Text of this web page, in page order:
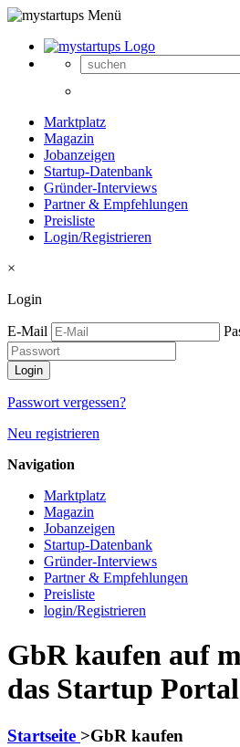
Marktplatz
Magazin
Jobanzeigen
Startup-Datenbank
Gründer-Interviews
Partner & Empfehlungen
Preisliste
Login/Registrieren
×
Login
E-Mail
Passwort vergessen?
Neu registrieren
Navigation
Marktplatz
Magazin
Jobanzeigen
Startup-Datenbank
Gründer-Interviews
Partner & Empfehlungen
Preisliste
login/Registrieren
GbR kaufen auf
das Startup
Startseite >GbR kaufen